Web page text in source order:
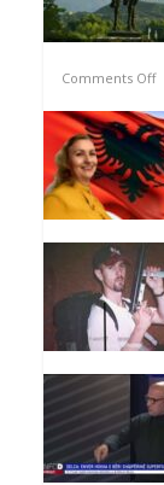
Comments Off